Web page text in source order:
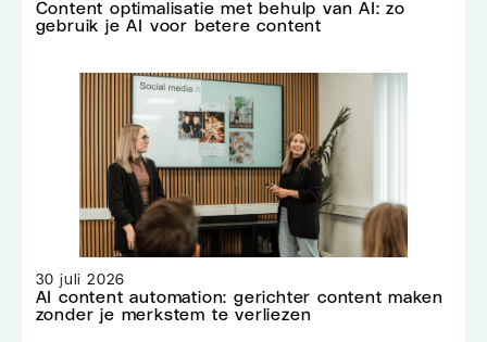
Content optimalisatie met behulp van AI: zo
gebruik je AI voor betere content
30 juli 2026
AI content automation: gerichter content maken
zonder je merkstem te verliezen